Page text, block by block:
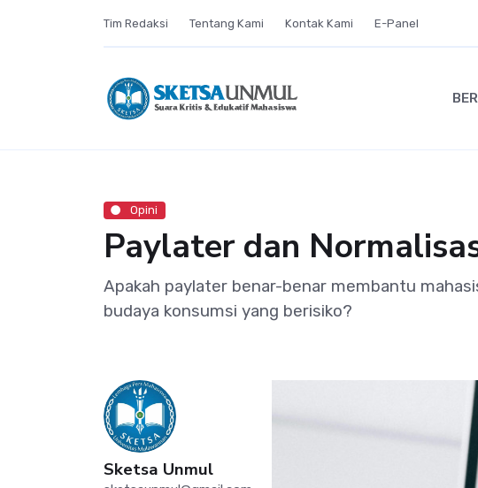
Tim Redaksi Tentang Kami Kontak Kami E-Panel
Opini
Paylater dan
Apakah paylater benar-benar membantu
budaya konsumsi yang berisiko?
Sketsa Unmul